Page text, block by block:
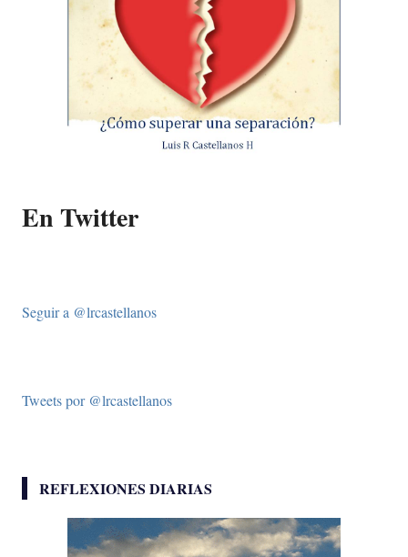
En Twitter
Seguir a @lrcastellanos
Tweets por @lrcastellanos
REFLEXIONES DIARIAS